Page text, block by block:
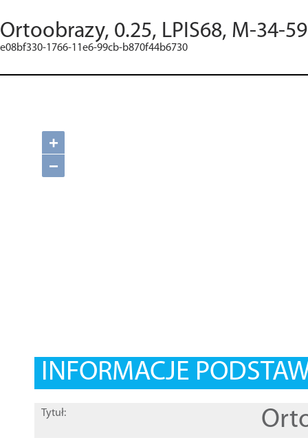
Ortoobrazy, 0.25, LPIS68, M-34-
e08bf330-1766-11e6-99cb-b870f44b6730
+
−
INFORMACJE
Tytuł: